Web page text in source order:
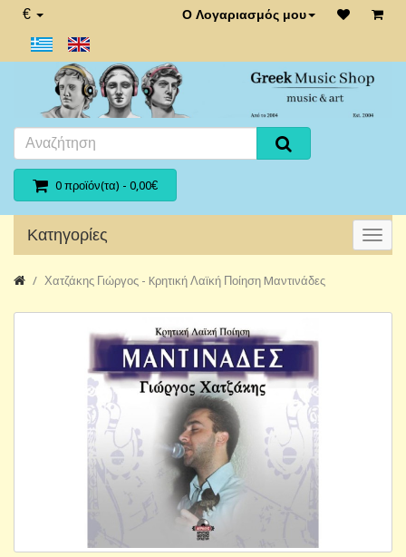
€ Ο Λογαριασμός μου
0 προϊόν(τα) - 0,00€
Κατηγορίες
Χατζάκης Γιώργος - Kρητική Λαϊκή Ποίηση Mαντινάδες